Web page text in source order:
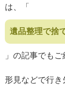
は、「
遺品整理で捨
」の記事でもご
形見などで行き